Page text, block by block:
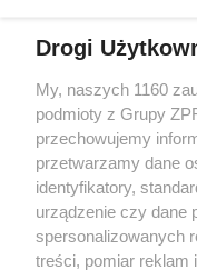
Żaden utwór zamieszczony
rozpowszechniany lub
tym także elektroniczny lub
eksploatacji w jakiejkolwiek
bez pisemnej zgody
wykorzystanie utworów w
bez właściwej zgody, jest
prawnie.
Drogi
My, naszych 1160
podmioty z Grupy
przechowujemy
przetwarzamy dane
identyfikatory,
urządzenie czy dane
spersonalizowanych
treści, pomiar reklam